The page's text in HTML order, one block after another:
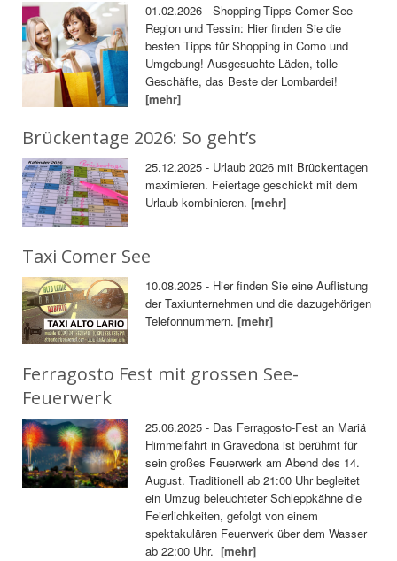
01.02.2026 - Shopping-Tipps Comer See-
Region und Tessin: Hier finden Sie die
besten Tipps für Shopping in Como und
Umgebung! Ausgesuchte Läden, tolle
Geschäfte, das Beste der Lombardei!
[mehr]
Brückentage 2026: So geht’s
25.12.2025 - Urlaub 2026 mit Brückentagen
maximieren. Feiertage geschickt mit dem
Urlaub kombinieren.[mehr]
Taxi Comer See
10.08.2025 - Hier finden Sie eine Auflistung
der Taxiunternehmen und die dazugehörigen
Telefonnummern.[mehr]
Ferragosto Fest mit grossen See-
Feuerwerk
25.06.2025 - Das Ferragosto-Fest an Mariä
Himmelfahrt in Gravedona ist berühmt für
sein großes Feuerwerk am Abend des 14.
August. Traditionell ab 21:00 Uhr begleitet
ein Umzug beleuchteter Schleppkähne die
Feierlichkeiten, gefolgt von einem
spektakulären Feuerwerk über dem Wasser
ab 22:00 Uhr.[mehr]